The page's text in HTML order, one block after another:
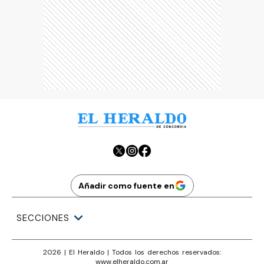
Añadir como fuente en
SECCIONES
2026 | El Heraldo | Todos los derechos reservados:
www.elheraldo.com.ar